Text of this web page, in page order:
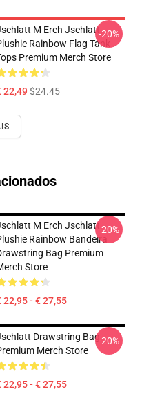
M Erch Jschlatt
Rainbow Flag Tank
Premium Merch Store
22,49$24.45
-20%
M Erch Jschlatt
Rainbow Bandeira
Bag Premium
Store
22,95 - € 27,55
-20%
Drawstring Bag
Merch Store
22,95 - € 27,55
-20%